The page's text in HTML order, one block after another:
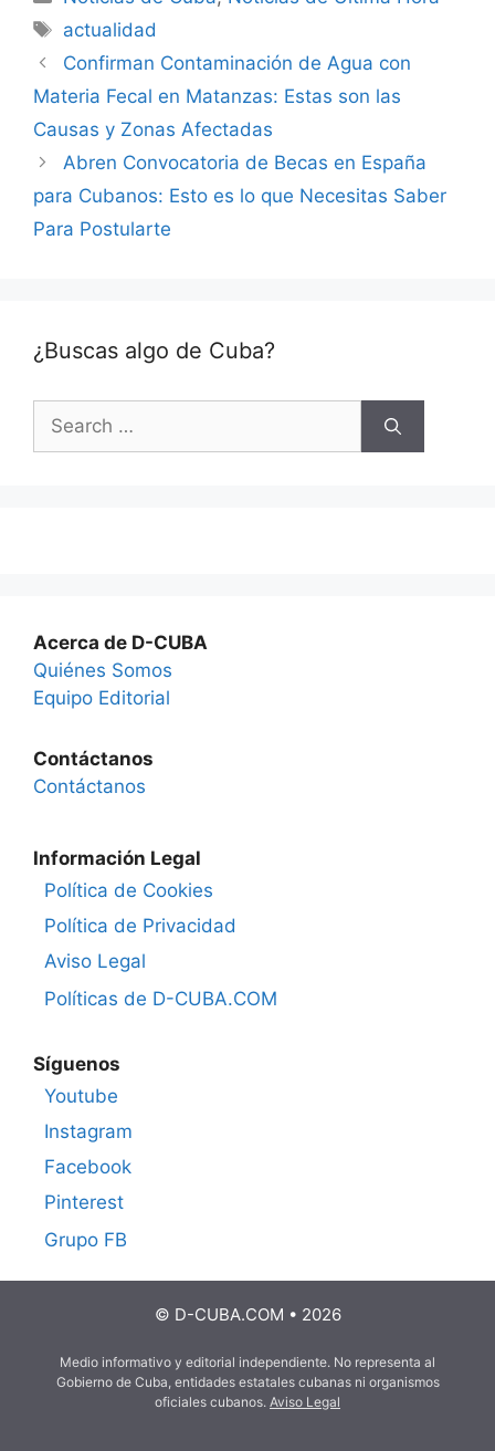
Tags
actualidad
Confirman Contaminación de Agua con
Materia Fecal en Matanzas: Estas son las
Causas y Zonas Afectadas
Abren Convocatoria de Becas en España
para Cubanos: Esto es lo que Necesitas Saber
Para Postularte
¿Buscas algo de Cuba?
Search
for:
Acerca de D-CUBA
Quiénes Somos
Equipo Editorial
Contáctanos
Contáctanos
Información Legal
Política de Cookies
Política de Privacidad
Aviso Legal
Políticas de D-CUBA.COM
Síguenos
Youtube
Instagram
Facebook
Pinterest
Grupo FB
© D-CUBA.COM • 2026
Medio informativo y editorial independiente. No representa al
Gobierno de Cuba, entidades estatales cubanas ni organismos
oficiales cubanos. Aviso Legal